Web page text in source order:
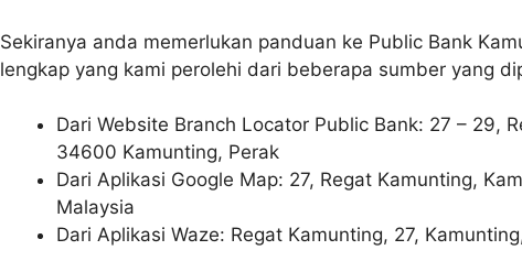
Sekiranya anda memerlukan panduan ke Public Bank
lengkap yang kami perolehi dari beberapa sumber yang
Dari Website Branch Locator Public Bank: 27 – 29,
34600 Kamunting, Perak
Dari Aplikasi Google Map: 27, Regat Kamunting,
Malaysia
Dari Aplikasi Waze: Regat Kamunting, 27,